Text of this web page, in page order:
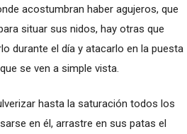
acostumbran haber agujeros, que
situar sus nidos, hay otras que
durante el día y atacarlo en la puesta
se ven a simple vista.
hasta la saturación todos los
en él, arrastre en sus patas el